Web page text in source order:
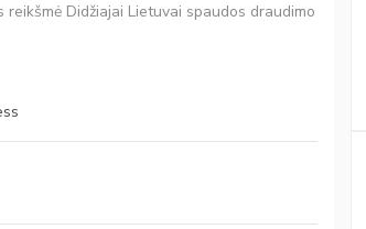
Didžiajai Lietuvai spaudos draudimo